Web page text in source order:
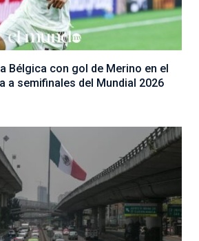
Bélgica con gol de Merino en el
a semifinales del Mundial 2026